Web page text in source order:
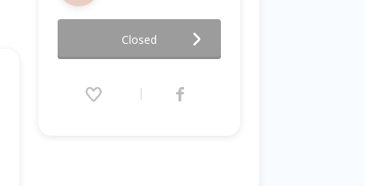
運勢占卜 (台北場）
2024.07.07 (Sun) 14:00 - 08.11
Closed